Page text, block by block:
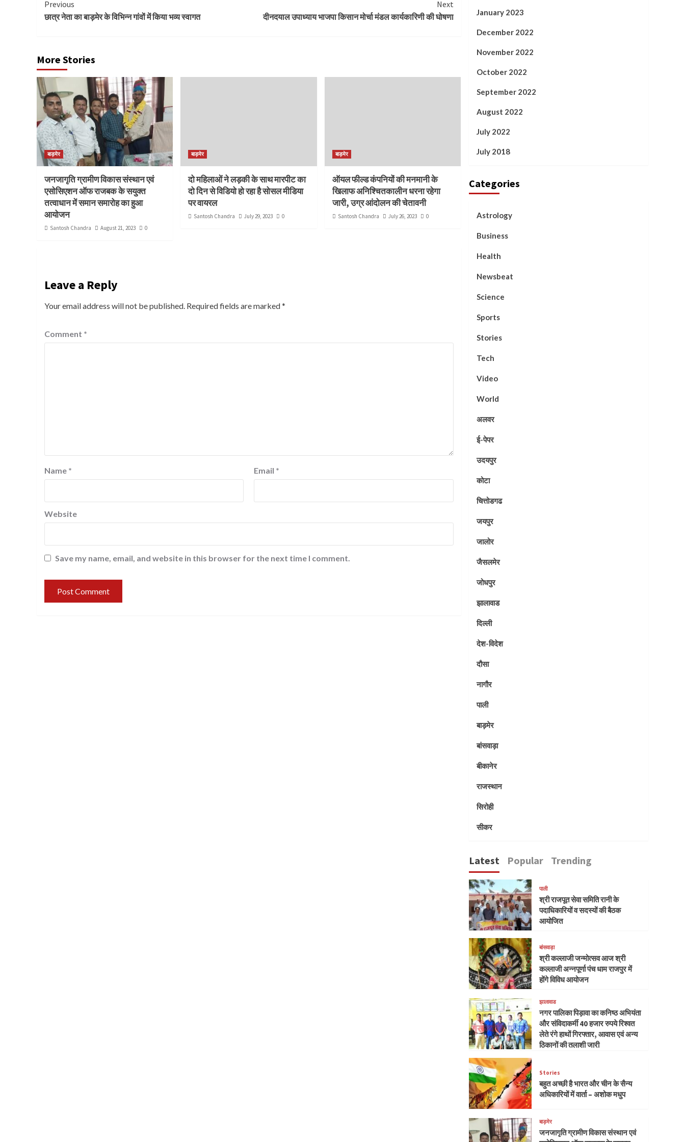
Continue
Reading
Previous
छात्र नेता का बाड़मेर के विभिन्न गांवों में किया भव्य स्वागत
Next
दीनदयाल उपाध्याय भाजपा किसान मोर्चा मंडल कार्यकारिणी की घोषणा
More Stories
बाड़मेर
जनजागृति ग्रामीण विकास संस्थान एवं
एसोसिएशन ऑफ राजबक के सयुक्त
तत्वाधान में समान समारोह का हुआ
आयोजन
Santosh Chandra August 21, 2023 0
बाड़मेर
दो महिलाओं ने लड़की के साथ मारपीट का
दो दिन से विडियो हो रहा है सोसल मीडिया
पर वायरल
Santosh Chandra July 29, 2023 0
बाड़मेर
ऑयल फील्ड कंपनियों की मनमानी के
खिलाफ अनिश्चितकालीन धरना रहेगा
जारी, उग्र आंदोलन की चेतावनी
Santosh Chandra July 26, 2023 0
Leave a Reply
Your email address will not be published. Required fields are marked*
Comment *
Name * Email *
Website
Save my name, email, and website in this browser for the next time I comment.
January 2023
December 2022
November 2022
October 2022
September 2022
August 2022
July 2022
July 2018
Categories
Astrology
Business
Health
Newsbeat
Science
Sports
Stories
Tech
Video
World
अलवर
ई-पेपर
उदयपुर
कोटा
चित्तोडगढ
जयपुर
जालोर
जैसलमेर
जोधपुर
झालावाड
दिल्ली
देश-विदेश
दौसा
नागौर
पाली
बाड़मेर
बांसवाड़ा
बीकानेर
राजस्थान
सिरोही
सीकर
Latest Popular Trending
पाली
श्री राजपूत सेवा समिति रानी के
पदाधिकारियों व सदस्यों की बैठक
आयोजित
बांसवाड़ा
श्री कल्लाजी जन्मोत्सव आज श्री
कल्लाजी अन्नपूर्णा पंच धाम राजपुर में
होंगे विविध आयोजन
झालावाड
नगर पालिका पिड़ावा का कनिष्ठ अभियंता
और संविदाकर्मी 40 हजार रुपये रिश्वत
लेते रंगे हाथों गिरफ्तार, आवास एवं अन्य
ठिकानों की तलाशी जारी
Stories
बहुत अच्छी है भारत और चीन के सैन्य
अधिकारियों में वार्ता – अशोक मधुप
बाड़मेर
जनजागृति ग्रामीण विकास संस्थान एवं